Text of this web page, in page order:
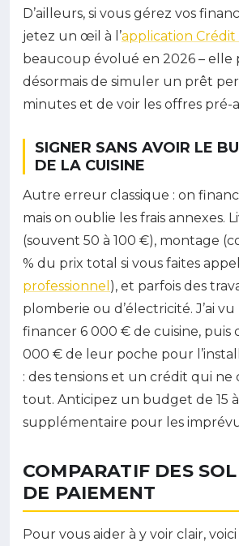
D’ailleurs, si vous gérez vos
jetez un œil à l’application Crédit
beaucoup évolué en 2026 – elle
désormais de simuler un prêt
minutes et de voir les offres pré-
SIGNER SANS AVOIR LE
DE LA CUISINE
Autre erreur classique : on
mais on oublie les frais annexes.
(souvent 50 à 100 €), montage
% du prix total si vous faites
professionnel ), et parfois des
plomberie ou d’électricité. J’ai
financer 6 000 € de cuisine, puis
000 € de leur poche pour
: des tensions et un crédit qui ne
tout. Anticipez un budget de 15 à
supplémentaire pour les
COMPARATIF DES
DE PAIEMENT
Pour vous aider à y voir clair,